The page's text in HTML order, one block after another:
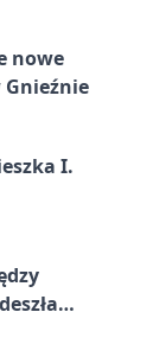
nowe
I.